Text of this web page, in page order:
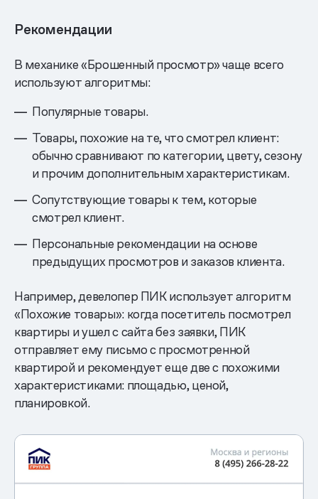
Рекомендации
В механике «Брошенный просмотр» чаще всего
используют алгоритмы:
Популярные товары.
Товары, похожие на те, что смотрел клиент:
обычно сравнивают по категории, цвету, сезону
и прочим дополнительным характеристикам.
Сопутствующие товары к тем, которые
смотрел клиент.
Персональные рекомендации на основе
предыдущих просмотров и заказов клиента.
Например, девелопер ПИК использует алгоритм
«Похожие товары»: когда посетитель посмотрел
квартиры и ушел с сайта без заявки, ПИК
отправляет ему письмо с просмотренной
квартирой и рекомендует еще две с похожими
характеристиками: площадью, ценой,
планировкой.